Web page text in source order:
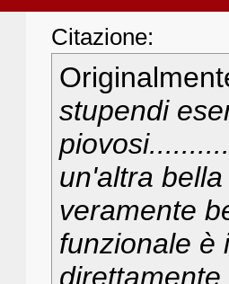
Citazione:
stupendi
un'altra
veramente
funzionale è